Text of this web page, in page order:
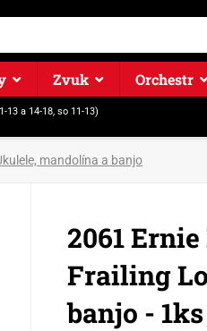
Zvuk Orchestr
13 a 14-18, so 11-13)
mandolína a banjo
2061
Frailing
banjo - 1ks